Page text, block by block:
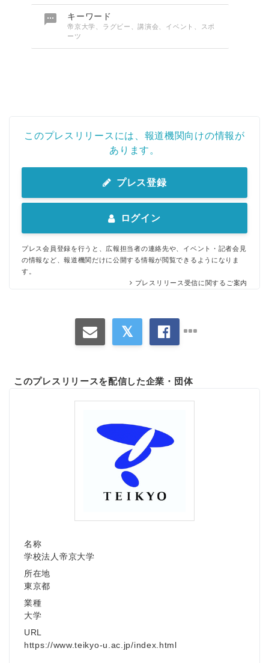
 キーワード
帝京大学、ラグビー、講演会、イベント、スポ
ーツ
このプレスリリースには、報道機関向けの情報が
あります。
プレス登録
ログイン
プレス会員登録を行うと、広報担当者の連絡先や、イベント・記者会見
の情報など、報道機関だけに公開する情報が閲覧できるようになりま
す。
プレスリリース受信に関するご案内
このプレスリリースを配信した企業・団体
名称
学校法人帝京大学
所在地
東京都
業種
大学
URL
https://www.teikyo-u.ac.jp/index.html